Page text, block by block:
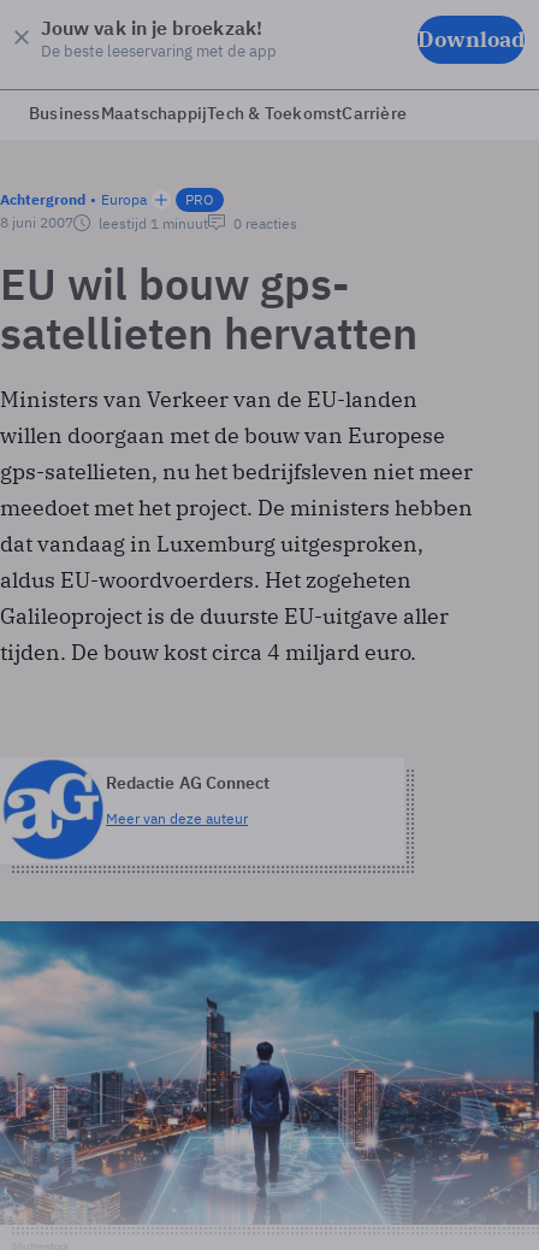
Jouw vak in je broekzak!
De beste leeservaring met de app Download
BusinessMaatschappijTech & ToekomstCarrière
Achtergrond Europa
PRO
8 juni 2007
leestijd 1 minuut 0 reacties
EU wil bouw gps-
satellieten hervatten
Ministers van Verkeer van de EU-landen
willen doorgaan met de bouw van Europese
gps-satellieten, nu het bedrijfsleven niet meer
meedoet met het project. De ministers hebben
dat vandaag in Luxemburg uitgesproken,
aldus EU-woordvoerders. Het zogeheten
Galileoproject is de duurste EU-uitgave aller
tijden. De bouw kost circa 4 miljard euro.
Redactie AG Connect
Meer van deze auteur